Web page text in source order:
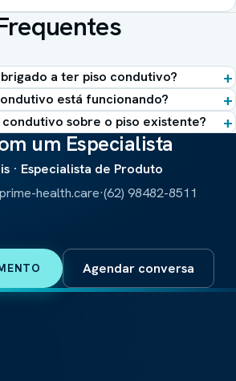
a ter piso condutivo?
está funcionando?
sobre o piso existente?
um Especialista
· Especialista de Produto
health.care·(62) 98482-8511
Agendar conversa